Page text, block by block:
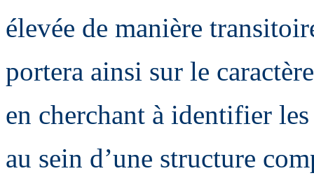
élevée de manière
portera ainsi sur le
en cherchant à identifier
au sein d’une structure